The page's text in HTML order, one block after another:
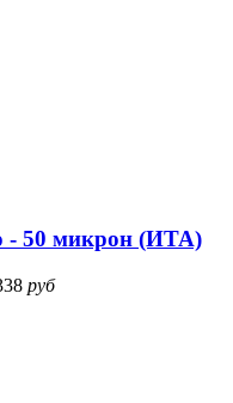
- 50 микрон (ИТА)
руб